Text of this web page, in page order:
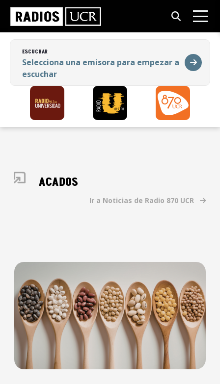
ESCUCHAR
Selecciona una emisora para empezar a
escuchar
ESCUCHAR
Selecciona una emisora para empezar a
escuchar
DESTACADOS
Ir a Noticias de Radio 870 UCR